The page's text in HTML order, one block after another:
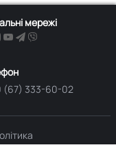
(67) 333-60-02
мережі